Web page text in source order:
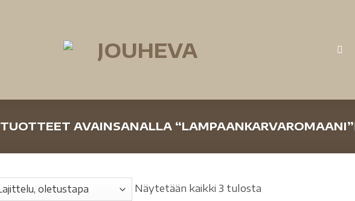
TUOTTEET AVAINSANALLA “LAMPAANKARVAROMAANI”
Näytetään kaikki 3 tulosta